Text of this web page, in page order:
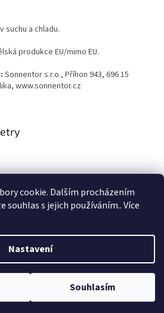
cookie. Dalším procházením
s jejich používáním.. Více
Nastavení
Souhlasím
suchu a chladu.
produkce EU/mimo EU.
Sonnentor s.r.o., Příhon 943, 696 15
www.sonnentor.cz
. Všechna práva vyhrazena.Upravit